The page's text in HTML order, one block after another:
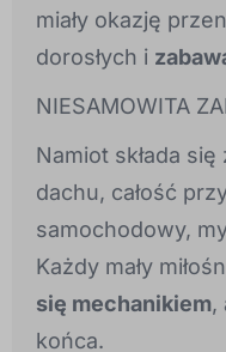
miały okazję
dorosłych i
NIESAMOWITA
Namiot składa
dachu, całość
samochodowy,
Każdy mały
się mechanikiem,
końca.